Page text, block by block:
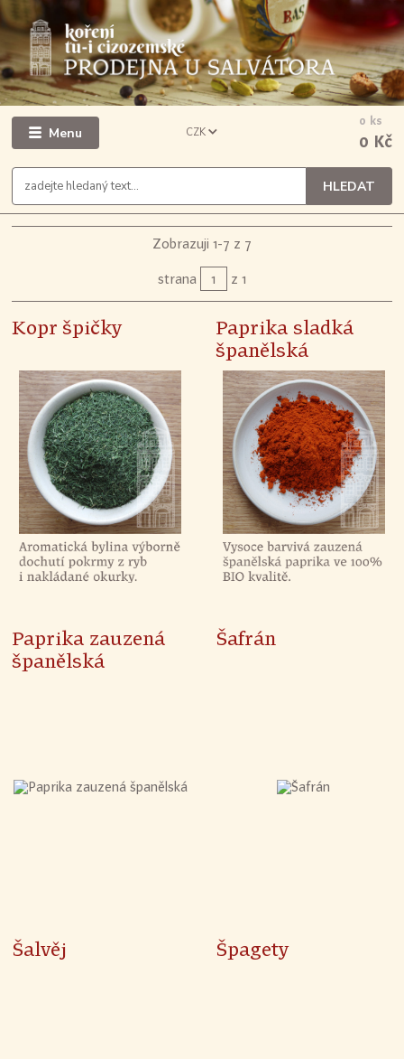
Menu CZK
HLEDAT
0 ks
0 Kč
Zobrazuji 1-7 z 7
strana z 1
Kopr špičky
Paprika sladká
španělská
Paprika zauzená
španělská
Šafrán
Šalvěj Špagety